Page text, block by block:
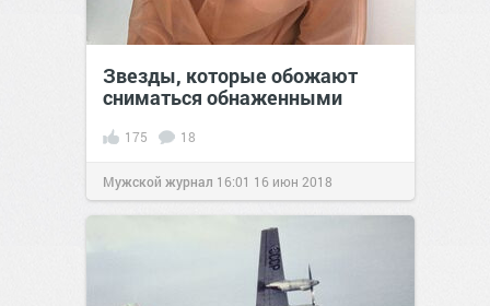
Звезды, которые обожают
сниматься обнаженными
175 18
Мужской журнал 16:01 16 июн 2018